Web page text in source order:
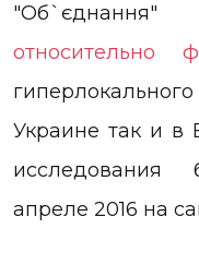
относительно
Украине так и в
исследования
апреле 2016 на